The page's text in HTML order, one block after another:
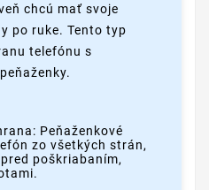
chcú mať svoje
po ruke. Tento typ
telefónu s
Peňaženkové
zo všetkých strán,
poškriabaním,